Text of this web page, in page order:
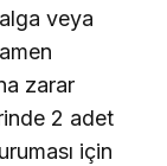
veya
zarar
2 adet
için